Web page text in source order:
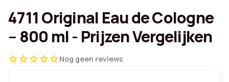
4711 Original Eau de Cologne
– 800 ml - Prijzen Vergelijken
starstarstarstarstarNog geen reviews